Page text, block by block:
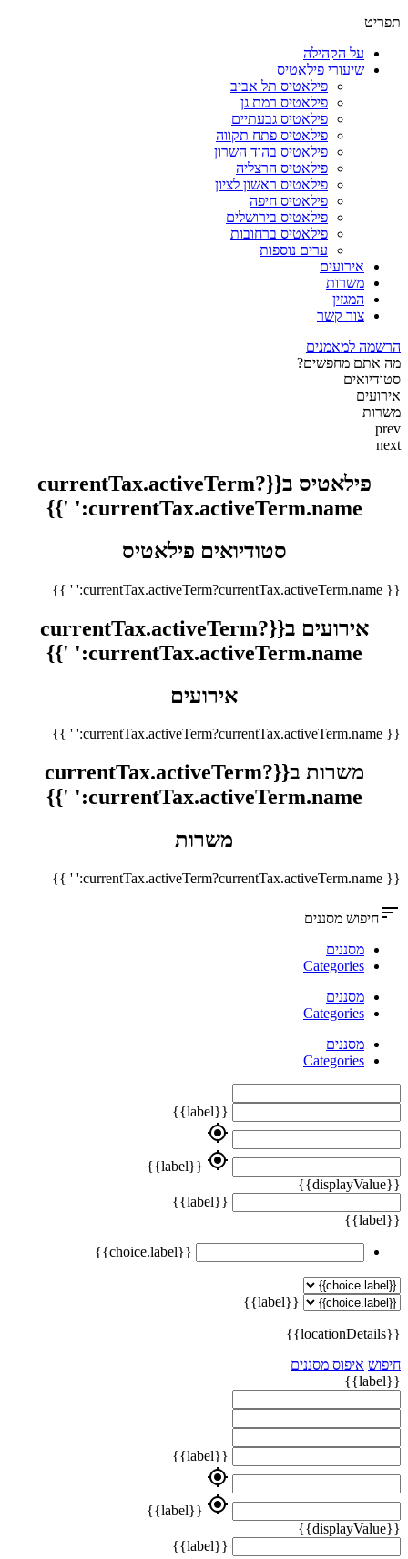
תפריט
על הקהילה
שיעורי פילאטיס
פילאטיס תל אביב
פילאטיס רמת גן
פילאטיס גבעתיים
פילאטיס פתח תקווה
פילאטיס בהוד השרון
פילאטיס הרצליה
פילאטיס ראשון לציון
פילאטיס חיפה
פילאטיס בירושלים
פילאטיס ברחובות
ערים נוספות
אירועים
משרות
המגזין
צור קשר
הרשמה למאמנים
מה אתם מחפשים?
סטודיואים
אירועים
משרות
prev
next
פילאטיס ב{{currentTax.activeTerm?
currentTax.activeTerm.name:' '}}
סטודיואים פילאטיס
{{ currentTax.activeTerm?currentTax.activeTerm.name:' ' }}
אירועים ב{{currentTax.activeTerm?
currentTax.activeTerm.name:' '}}
אירועים
{{ currentTax.activeTerm?currentTax.activeTerm.name:' ' }}
משרות ב{{currentTax.activeTerm?
currentTax.activeTerm.name:' '}}
משרות
{{ currentTax.activeTerm?currentTax.activeTerm.name:' ' }}
sortחיפוש מסננים
מסננים
Categories
מסננים
Categories
מסננים
Categories
{{label}}
my_location
my_location
{{label}}
{{displayValue}}
{{label}}
{{label}}
{{choice.label}}
{{label}}
{{locationDetails}}
חיפוש איפוס מסננים
{{label}}
{{label}}
my_location
my_location
{{label}}
{{displayValue}}
{{label}}